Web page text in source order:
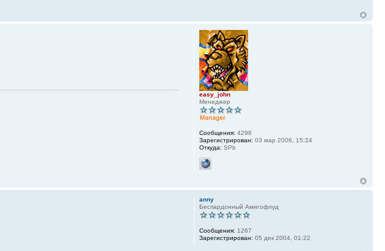
easy_john
Менеджер
Сообщения: 4296
Зарегистрирован: 03 мар 2006, 15:24
Откуда: SPb
anny
Беспардонный Амигофлуд
Сообщения: 1267
Зарегистрирован: 05 дек 2004, 01:22